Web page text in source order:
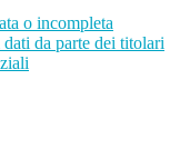
o incompleta
da parte dei titolari